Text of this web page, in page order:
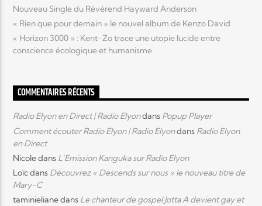
Nouveau Single du Révérend Hayward Anderson
« Rien que pour demain » le nouvel album de Kenzo David
« Horizon 3000 » : Kent-Zo trace une utopie lucide entre
conscience écologique et humanisme
COMMENTAIRES RÉCENTS
Radio Elyon en Direct | Radio Elyondans Popup Player
Comment écouter Radio Elyon | Radio Elyondans Radio Elyon
en Direct
Nicoledans L’Emission Kanguka sur Radio Elyon
Loïcdans Découvrez « Descends sur nous » le nouveau titre de
Mary-C
taminielianedans Le chanteur de gospel Jotta A devient gay et